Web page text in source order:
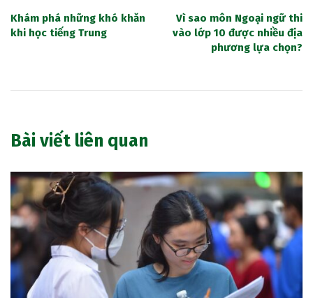
Khám phá những khó khăn
khi học tiếng Trung
Vì sao môn Ngoại ngữ thi
vào lớp 10 được nhiều địa
phương lựa chọn?
Bài viết liên quan